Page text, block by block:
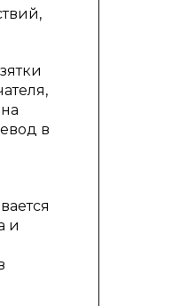
в
и